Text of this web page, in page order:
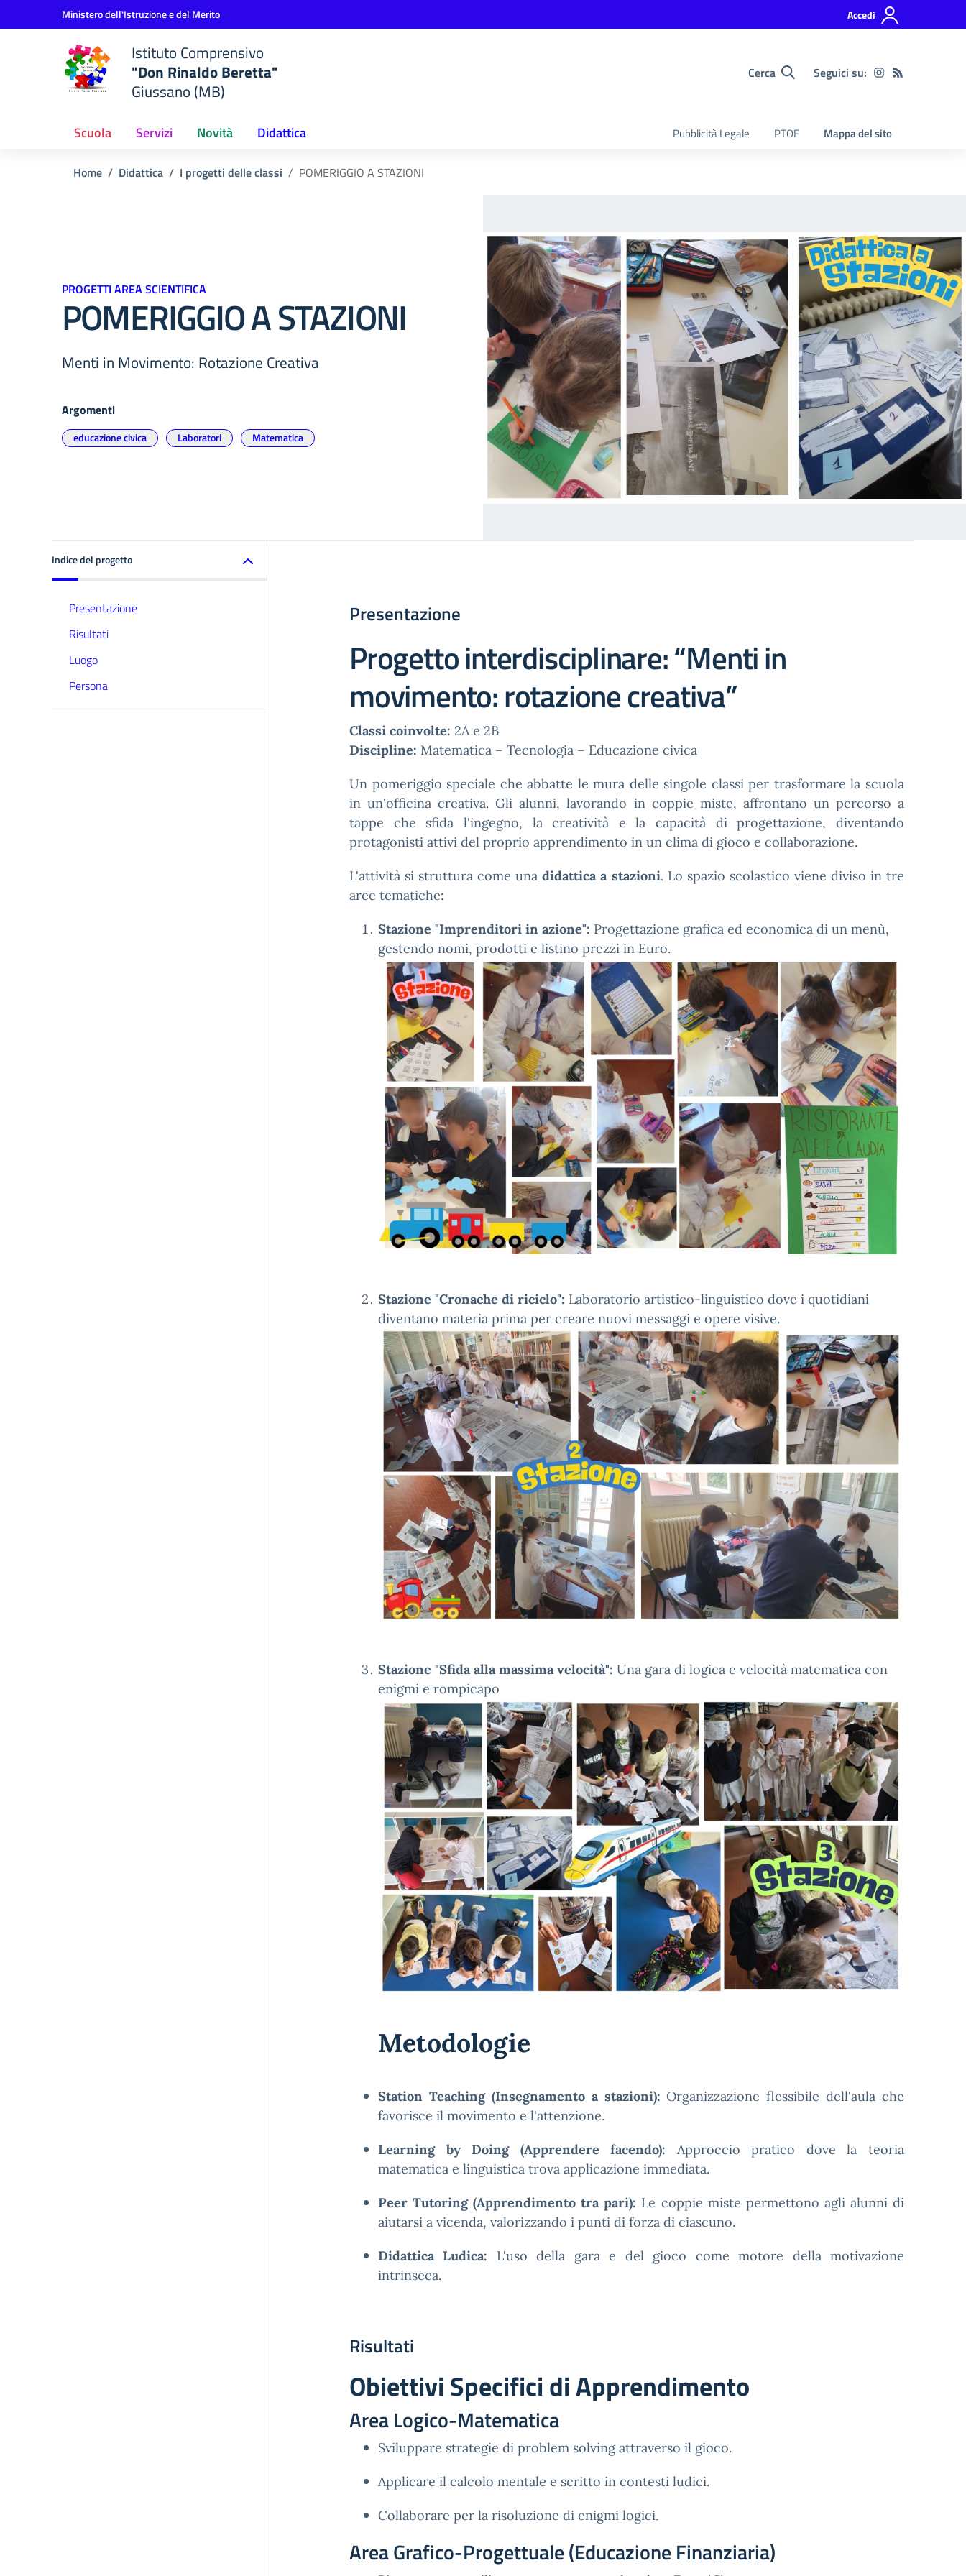
Vai ai contenuti
Vai al menu di navigazioneMinistero dell'Istruzione e del Merito Accedi
Istituto Comprensivo
"Don Rinaldo Beretta"
Giussano (MB)
Cerca Seguici su:
Scuola Servizi Novità Didattica Pubblicità Legale PTOF Mappa del sito
Home Didattica I progetti delle classi POMERIGGIO A STAZIONI
PROGETTI AREA SCIENTIFICA
POMERIGGIO A STAZIONI
Menti in Movimento: Rotazione Creativa
Argomenti
educazione civica Laboratori Matematica
Indice del progetto
Presentazione
Risultati
Luogo
Persona
Presentazione
Progetto interdisciplinare: “Menti in
movimento: rotazione creativa”
Classi coinvolte: 2A e 2B
Discipline: Matematica – Tecnologia – Educazione civica
Un pomeriggio speciale che abbatte le mura delle singole classi per trasformare la scuola
in un'officina creativa. Gli alunni, lavorando in coppie miste, affrontano un percorso a
tappe che sfida l'ingegno, la creatività e la capacità di progettazione, diventando
protagonisti attivi del proprio apprendimento in un clima di gioco e collaborazione.
L'attività si struttura come unadidattica a stazioni. Lo spazio scolastico viene diviso in tre
aree tematiche:
Stazione "Imprenditori in azione": Progettazione grafica ed economica di un menù,
gestendo nomi, prodotti e listino prezzi in Euro.
Stazione "Cronache di riciclo": Laboratorio artistico-linguistico dove i quotidiani
diventano materia prima per creare nuovi messaggi e opere visive.
Stazione "Sfida alla massima velocità": Una gara di logica e velocità matematica con
enigmi e rompicapo
Metodologie
Station Teaching (Insegnamento a stazioni): Organizzazione flessibile dell'aula che
favorisce il movimento e l'attenzione.
Learning by Doing (Apprendere facendo): Approccio pratico dove la teoria
matematica e linguistica trova applicazione immediata.
Peer Tutoring (Apprendimento tra pari): Le coppie miste permettono agli alunni di
aiutarsi a vicenda, valorizzando i punti di forza di ciascuno.
Didattica Ludica: L'uso della gara e del gioco come motore della motivazione
intrinseca.
Risultati
Obiettivi Specifici di Apprendimento
Area Logico-Matematica
Sviluppare strategie di problem solving attraverso il gioco.
Applicare il calcolo mentale e scritto in contesti ludici.
Collaborare per la risoluzione di enigmi logici.
Area Grafico-Progettuale (Educazione Finanziaria)